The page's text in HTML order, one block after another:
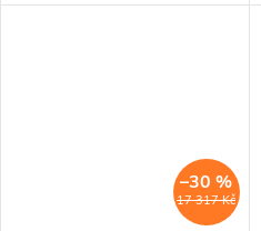
17 317 Kč
–30 %